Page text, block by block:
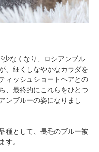
なくなり、ロシアンブル
、細くしなやかなカラダを
ィッシュショートヘアとの
、最終的にこれらをひとつ
ンブルーの姿になりまし
種として、長毛のブルー被
す。